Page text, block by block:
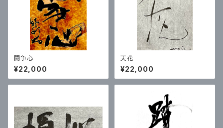
闘争心
¥22,000
天花
¥22,000